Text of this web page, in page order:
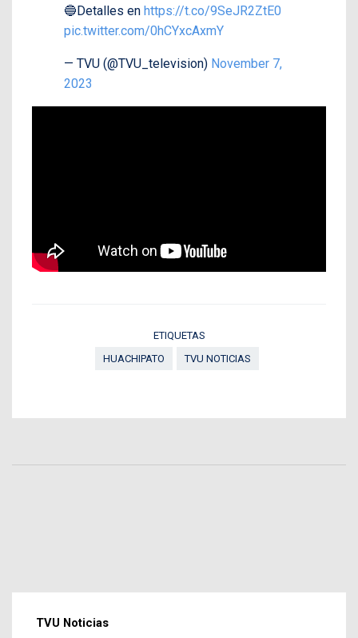
🔵Detalles en https://t.co/9SeJR2ZtE0
pic.twitter.com/0hCYxcAxmY
— TVU (@TVU_television) November 7,
2023
ETIQUETAS
HUACHIPATO
TVU NOTICIAS
TVU Noticias